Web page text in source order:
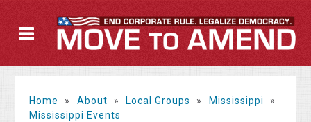
Home » About » Local Groups » Mississippi
»
Mississippi Events